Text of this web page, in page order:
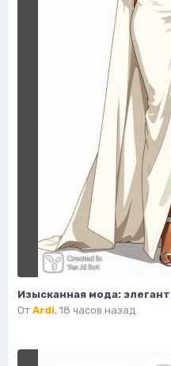
От Ardi, 18 часов назад